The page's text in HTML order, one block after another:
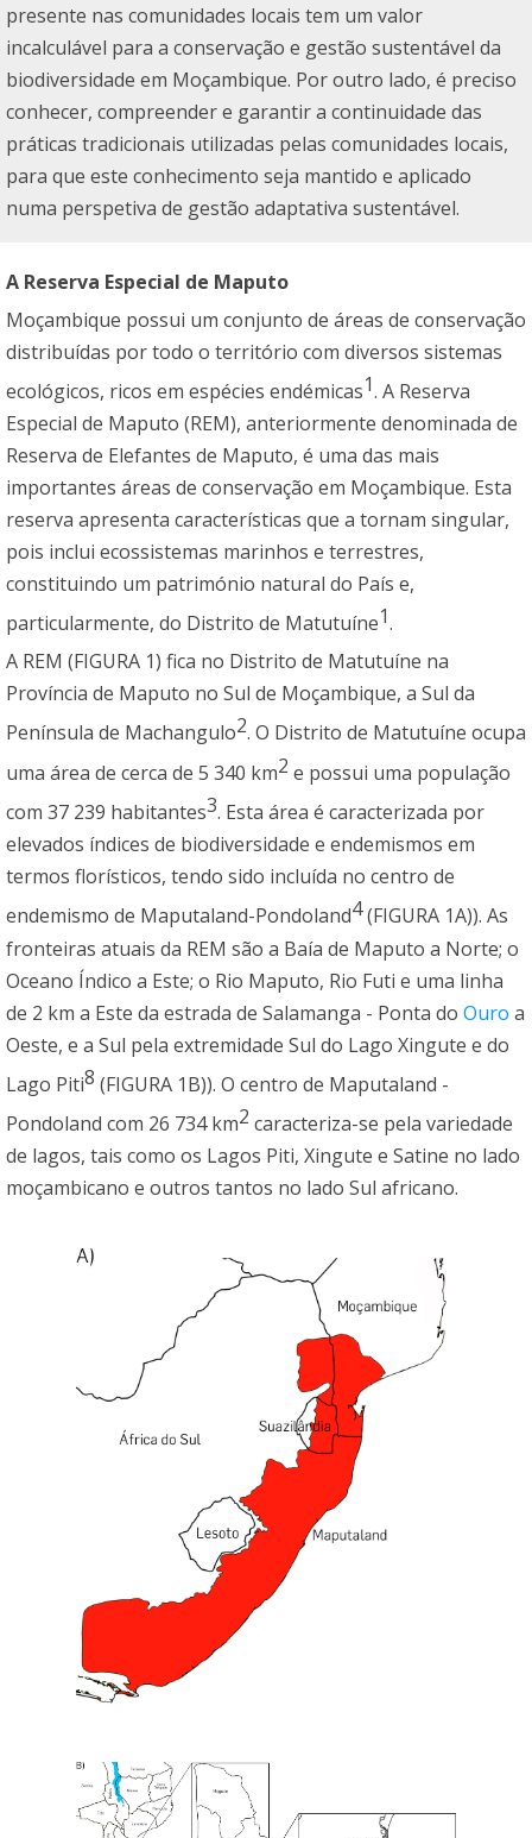
presente nas comunidades locais tem um valor
incalculável para a conservação e gestão sustentável da
biodiversidade em Moçambique. Por outro lado, é preciso
conhecer, compreender e garantir a continuidade das
práticas tradicionais utilizadas pelas comunidades locais,
para que este conhecimento seja mantido e aplicado
numa perspetiva de gestão adaptativa sustentável.
A Reserva Especial de Maputo
Moçambique possui um conjunto de áreas de conservação
distribuídas por todo o território com diversos sistemas
ecológicos, ricos em espécies endémicas1. A Reserva
Especial de Maputo (REM), anteriormente denominada de
Reserva de Elefantes de Maputo, é uma das mais
importantes áreas de conservação em Moçambique. Esta
reserva apresenta características que a tornam singular,
pois inclui ecossistemas marinhos e terrestres,
constituindo um património natural do País e,
particularmente, do Distrito de Matutuíne1.
A REM (FIGURA 1) fica no Distrito de Matutuíne na
Província de Maputo no Sul de Moçambique, a Sul da
Península de Machangulo2. O Distrito de Matutuíne ocupa
uma área de cerca de 5 340 km2 e possui uma população
com 37 239 habitantes3. Esta área é caracterizada por
elevados índices de biodiversidade e endemismos em
termos florísticos, tendo sido incluída no centro de
endemismo de Maputaland-Pondoland4(FIGURA 1A)). As
fronteiras atuais da REM são a Baía de Maputo a Norte; o
Oceano Índico a Este; o Rio Maputo, Rio Futi e uma linha
de 2 km a Este da estrada de Salamanga - Ponta do Ouro a
Oeste, e a Sul pela extremidade Sul do Lago Xingute e do
Lago Piti8 (FIGURA 1B)). O centro de Maputaland -
Pondoland com 26 734 km2 caracteriza-se pela variedade
de lagos, tais como os Lagos Piti, Xingute e Satine no lado
moçambicano e outros tantos no lado Sul africano.